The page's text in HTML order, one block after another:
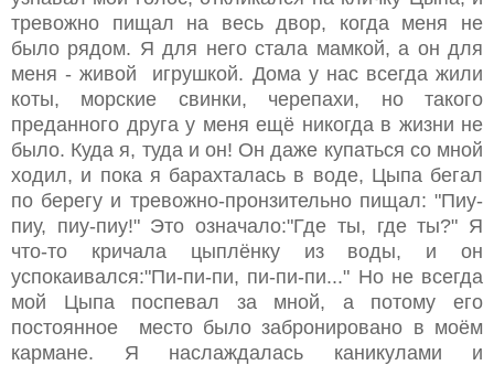
тревожно пищал на весь двор, когда меня не
было рядом. Я для него стала мамкой, а он для
меня - живой игрушкой. Дома у нас всегда жили
коты, морские свинки, черепахи, но такого
преданного друга у меня ещё никогда в жизни не
было. Куда я, туда и он! Он даже купаться со мной
ходил, и пока я барахталась в воде, Цыпа бегал
по берегу и тревожно-пронзительно пищал: "Пиу-
пиу, пиу-пиу!" Это означало:"Где ты, где ты?" Я
что-то кричала цыплёнку из воды, и он
успокаивался:"Пи-пи-пи, пи-пи-пи..." Но не всегда
мой Цыпа поспевал за мной, а потому его
постоянное место было забронировано в моём
кармане. Я наслаждалась каникулами и